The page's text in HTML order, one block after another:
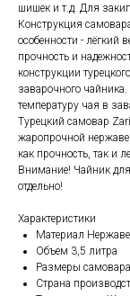
шишек и т.д. Для
Конструкция
особенности - лёгкий
прочность и
конструкции
заварочного
температуру чая в
Турецкий самовар
жаропрочной
как прочность, так и
Внимание! Чайник для
отдельно!
Характеристики
Материал
Объем 3,5 литра
Размеры
Страна